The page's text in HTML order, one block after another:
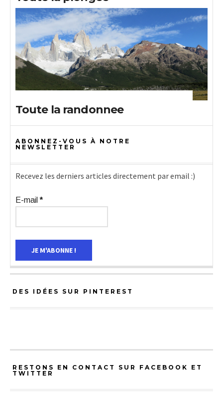
Toute la randonnee
ABONNEZ-VOUS À NOTRE
NEWSLETTER
Recevez les derniers articles directement par email :)
E-mail*
DES IDÉES SUR PINTEREST
RESTONS EN CONTACT SUR FACEBOOK ET
TWITTER